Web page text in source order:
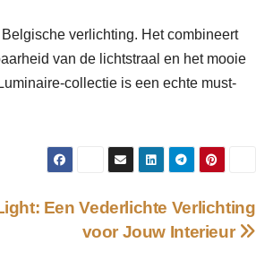
verlichting. Het combineert
van de lichtstraal en het mooie
collectie is een echte must-
Een Vederlichte Verlichting
voor Jouw Interieur